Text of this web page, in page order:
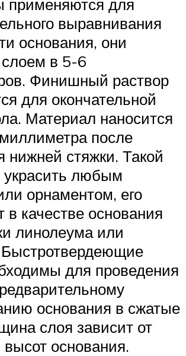
применяются для
выравнивания
основания, они
слоем в 5-6
Финишный раствор
для окончательной
Материал наносится
после
нижней стяжки. Такой
любым
орнаментом, его
качестве основания
линолеума или
для проведения
основания в сжатые
слоя зависит от
основания.